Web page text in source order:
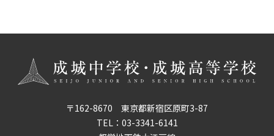
〒162-8670 東京都新宿区原町3-87
TEL： 03-3341-6141